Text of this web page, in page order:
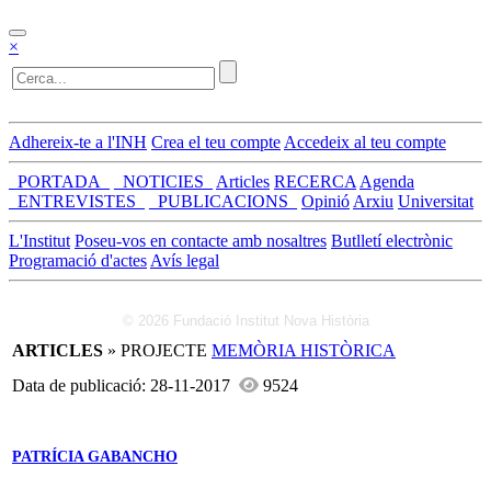
×
Adhereix-te a l'INH Crea el teu compte Accedeix al teu compte
_PORTADA_ _NOTICIES_ Articles RECERCA Agenda
_ENTREVISTES_
_PUBLICACIONS_ Opinió Arxiu Universitat
L'Institut Poseu-vos en contacte amb nosaltres Butlletí electrònic
Programació d'actes Avís legal
© 2026 Fundació Institut Nova Història
ARTICLES » PROJECTE MEMÒRIA HISTÒRICA
Data de publicació: 28-11-2017
9524
PATRÍCIA GABANCHO